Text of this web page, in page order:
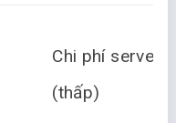
Chi phí server
(thấp)